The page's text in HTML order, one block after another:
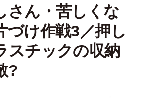
さん・苦しくな
づけ作戦3／押し
スチックの収納
?